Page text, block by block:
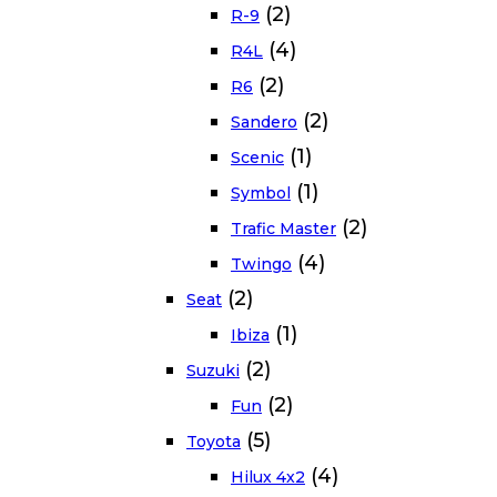
R-9 (2)
R4L (4)
R6 (2)
Sandero (2)
Scenic (1)
Symbol (1)
Trafic Master (2)
Twingo (4)
Seat (2)
Ibiza (1)
Suzuki (2)
Fun (2)
Toyota (5)
Hilux 4x2 (4)